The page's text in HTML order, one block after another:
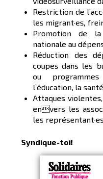
Restriction de
les migrant·es,
Promotion de
nationale au
Réduction des
coupes dans les
ou
l’éducation, la
Attaques
envers les
les
Syndique-toi!